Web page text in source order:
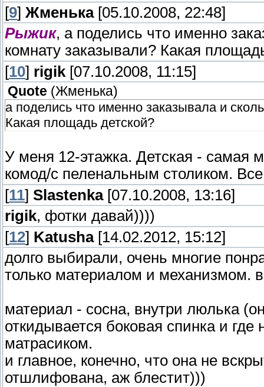
[9] Жменька[05.10.2008, 22:48]
Рыжик, а поделись что именно
комнату заказывали? Какая
[10] rigik [07.10.2008, 11:15]
Quote (Жменька)
а поделись что именно заказывала и
Какая площадь детской?
У меня 12-этажка. Детская - самая
комод/с пеленальным столиком.
[11] Slastenka[07.10.2008, 13:16]
rigik, фотки давай))))
[12] Katusha[14.02.2012, 15:12]
долго выбирали, очень многие
только материалом и механизмом.
материал - сосна, внутри люлька
откидывается боковая спинка и
матрасиком.
и главное, конечно, что она не
отшлифована, аж блестит)))